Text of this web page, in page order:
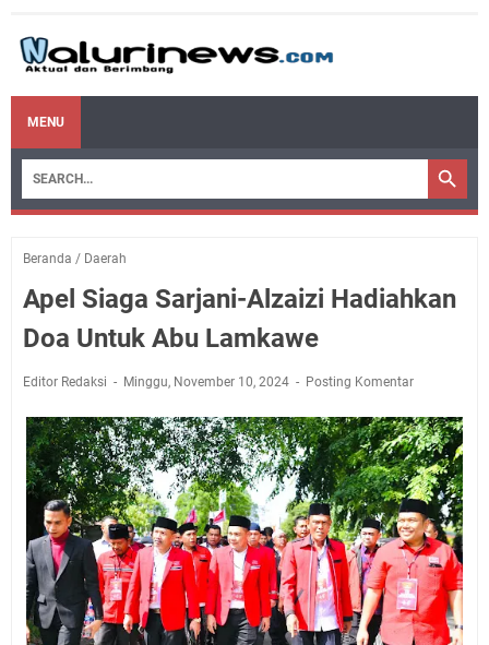
MENU
Beranda / Daerah
Apel Siaga Sarjani-Alzaizi Hadiahkan
Doa Untuk Abu Lamkawe
Editor Redaksi Minggu, November 10, 2024 Posting Komentar